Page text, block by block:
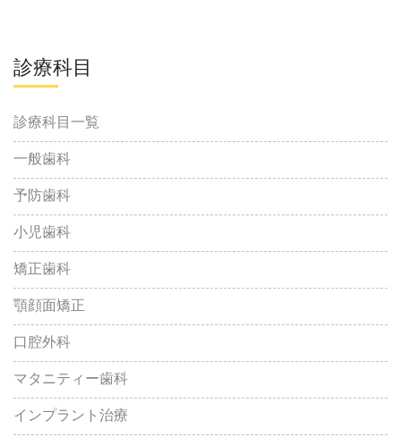
診療科目
診療科目一覧
一般歯科
予防歯科
小児歯科
矯正歯科
顎顔面矯正
口腔外科
マタニティー歯科
インプラント治療